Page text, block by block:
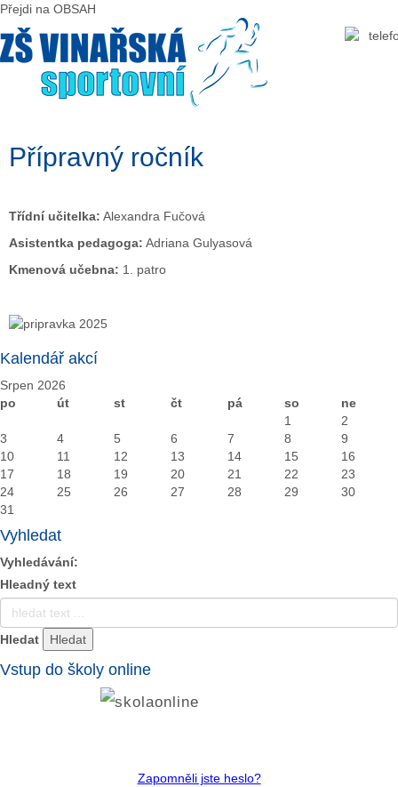
Přejdi na OBSAH
Přípravný ročník
Třídní učitelka: Alexandra Fučová
Asistentka pedagoga: Adriana Gulyasová
Kmenová učebna: 1. patro
Kalendář akcí
rok
měsíc
rok
měsíc
Srpen 2026
po
út st čt pá so
ne
1
2
3
4 5 6 7 8
9
10
11 12 13 14 15
16
17
18 19 20 21 22
23
24
25 26 27 28 29
30
31
Vyhledat
Vyhledávání:
Hleadný text
Hledat
Vstup do školy online
Zapomněli jste heslo?